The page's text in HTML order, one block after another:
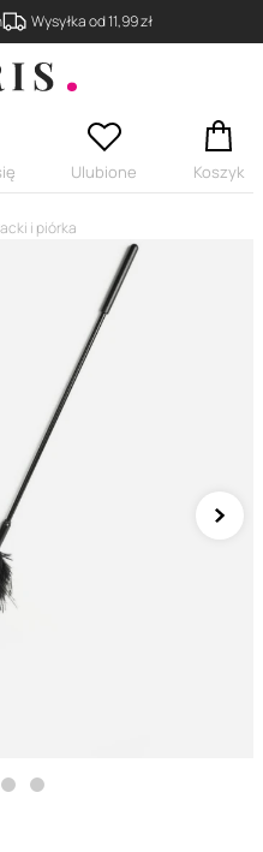
Wysyłka od 11,99 zł
Ulubione Koszyk
i piórka